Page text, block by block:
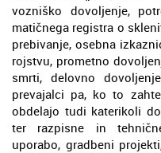
vozniško dovoljenje,
matičnega registra o
prebivanje, osebna
rojstvu, prometno
smrti, delovno
prevajalci pa, ko to
obdelajo tudi katerikoli
ter razpisne in
uporabo, gradbeni